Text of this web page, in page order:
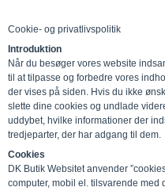
Cookie- og privatlivspolitik
Introduktion
Når du besøger vores website
til at tilpasse og forbedre vores
der vises på siden. Hvis du ikke
slette dine cookies og undlade
uddybet, hvilke informationer der
tredjeparter, der har adgang til dem.
Cookies
DK Butik Websitet anvender
computer, mobil el. tilsvarende med